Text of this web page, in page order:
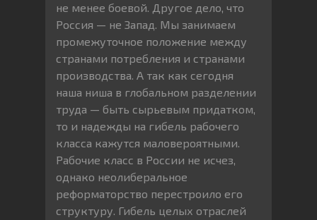
не менее боевой. Другое дело, что
Россия — не Запад. Мы занимаем
промежуточное положение между
странами потребления и странами
производства. А так как сегодня
наша ниша в глобальном разделении
труда — быть сырьевым придатком,
то и надежды на гибель рабочего
класса кажутся маловероятными.
Рабочие класс в России не исчез,
однако неолиберальное
реформаторство перестроило его
структуру. Гибель целых отраслей